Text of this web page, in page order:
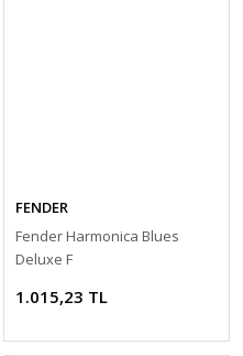
FENDER
Fender Harmonica Blues
Deluxe F
1.015,23 TL